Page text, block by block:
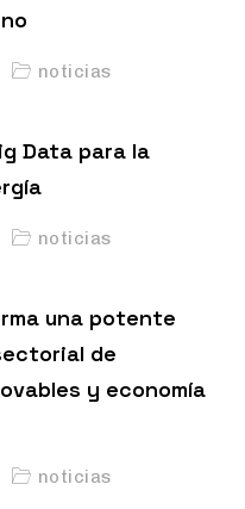
noticias
Data para la
noticias
una potente
de
y economía
noticias